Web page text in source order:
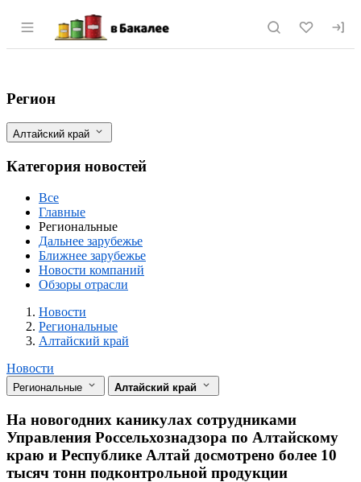
Раздел навигации по сайту vbakalee.ru
На новогодних каникулах
Фильтры
Регион
Алтайский край
Категория новостей
Все
Главные
Региональные
Дальнее зарубежье
Ближнее зарубежье
Новости компаний
Обзоры отрасли
Новости
Разделы
Новости
Региональные
Алтайский край
Новости
Региональные Алтайский край
На новогодних каникулах сотрудниками
Управления Россельхознадзора по Алтайскому
краю и Республике Алтай досмотрено более 10
тысяч тонн подконтрольной продукции